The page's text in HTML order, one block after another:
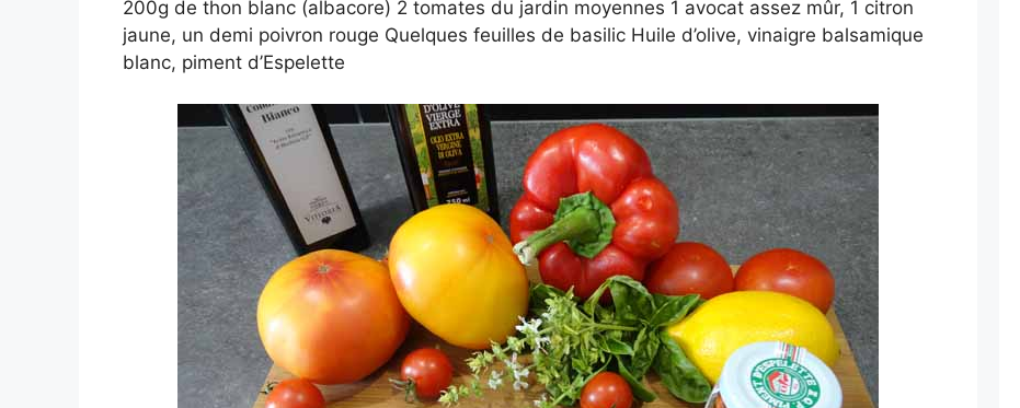
200g de thon blanc (albacore) 2 tomates du jardin moyennes 1 avocat assez mûr, 1 citron
jaune, un demi poivron rouge Quelques feuilles de basilic Huile d’olive, vinaigre balsamique
blanc, piment d’Espelette